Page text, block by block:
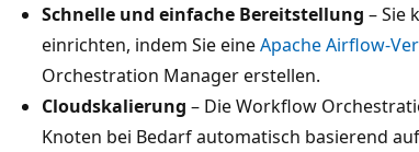
Schnelle und einfache Bereitstellung – Sie
einrichten, indem Sie eineApache Airflow-
Orchestration Manager erstellen.
Cloudskalierung – Die Workflow
Knoten bei Bedarf automatisch basierend